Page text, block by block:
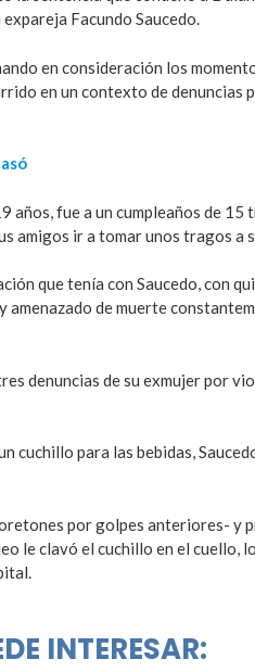
Facundo Saucedo.
en consideración los
en un contexto de denuncias
años, fue a un cumpleaños de 15
amigos ir a tomar unos tragos a
que tenía con Saucedo, con
amenazado de muerte
denuncias de su exmujer por
cuchillo para las bebidas,
por golpes anteriores- y
le clavó el cuchillo en el cuello,
INTERESAR: